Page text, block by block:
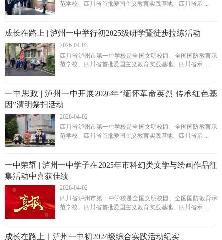
范学校、四川省首批爱国主义教育实践基地、四川省示 ...
成长在路上 | 泸州一中举行初2025级研学暨徒步拉练活动
2026-04-03
四川省泸州市第一中学校是全国文明校园、全国国防教育示
范学校、四川省首批爱国主义教育实践基地、四川省示 ...
一中思政 | 泸州一中开展2026年“缅怀革命英烈 传承红色基
因”清明祭扫活动
2026-04-02
四川省泸州市第一中学校是全国文明校园、全国国防教育示
范学校、四川省首批爱国主义教育实践基地、四川省示 ...
一中荣耀 | 泸州一中学子在2025年市科幻类文学与绘画作品征
集活动中喜获佳绩
2026-04-02
四川省泸州市第一中学校是全国文明校园、全国国防教育示
范学校、四川省首批爱国主义教育实践基地、四川省示 ...
成长在路上｜泸州一中初2024级综合实践活动纪实